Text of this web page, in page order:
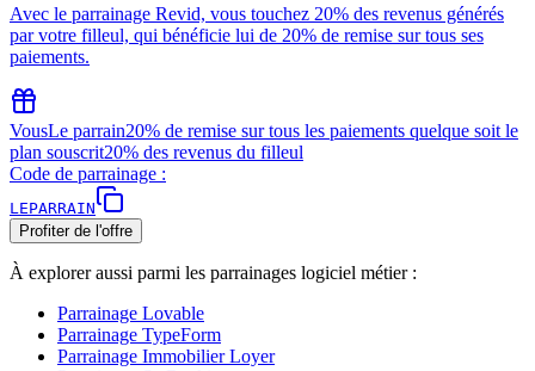
Avec le parrainage Revid, vous touchez 20% des revenus générés
par votre filleul, qui bénéficie lui de 20% de remise sur tous ses
paiements.
VousLe parrain20% de remise sur tous les paiements quelque soit le
plan souscrit20% des revenus du filleul
Code de parrainage :
LEPARRAIN
Profiter de l'offre
À explorer aussi parmi les parrainages logiciel métier:
Parrainage Lovable
Parrainage TypeForm
Parrainage Immobilier Loyer